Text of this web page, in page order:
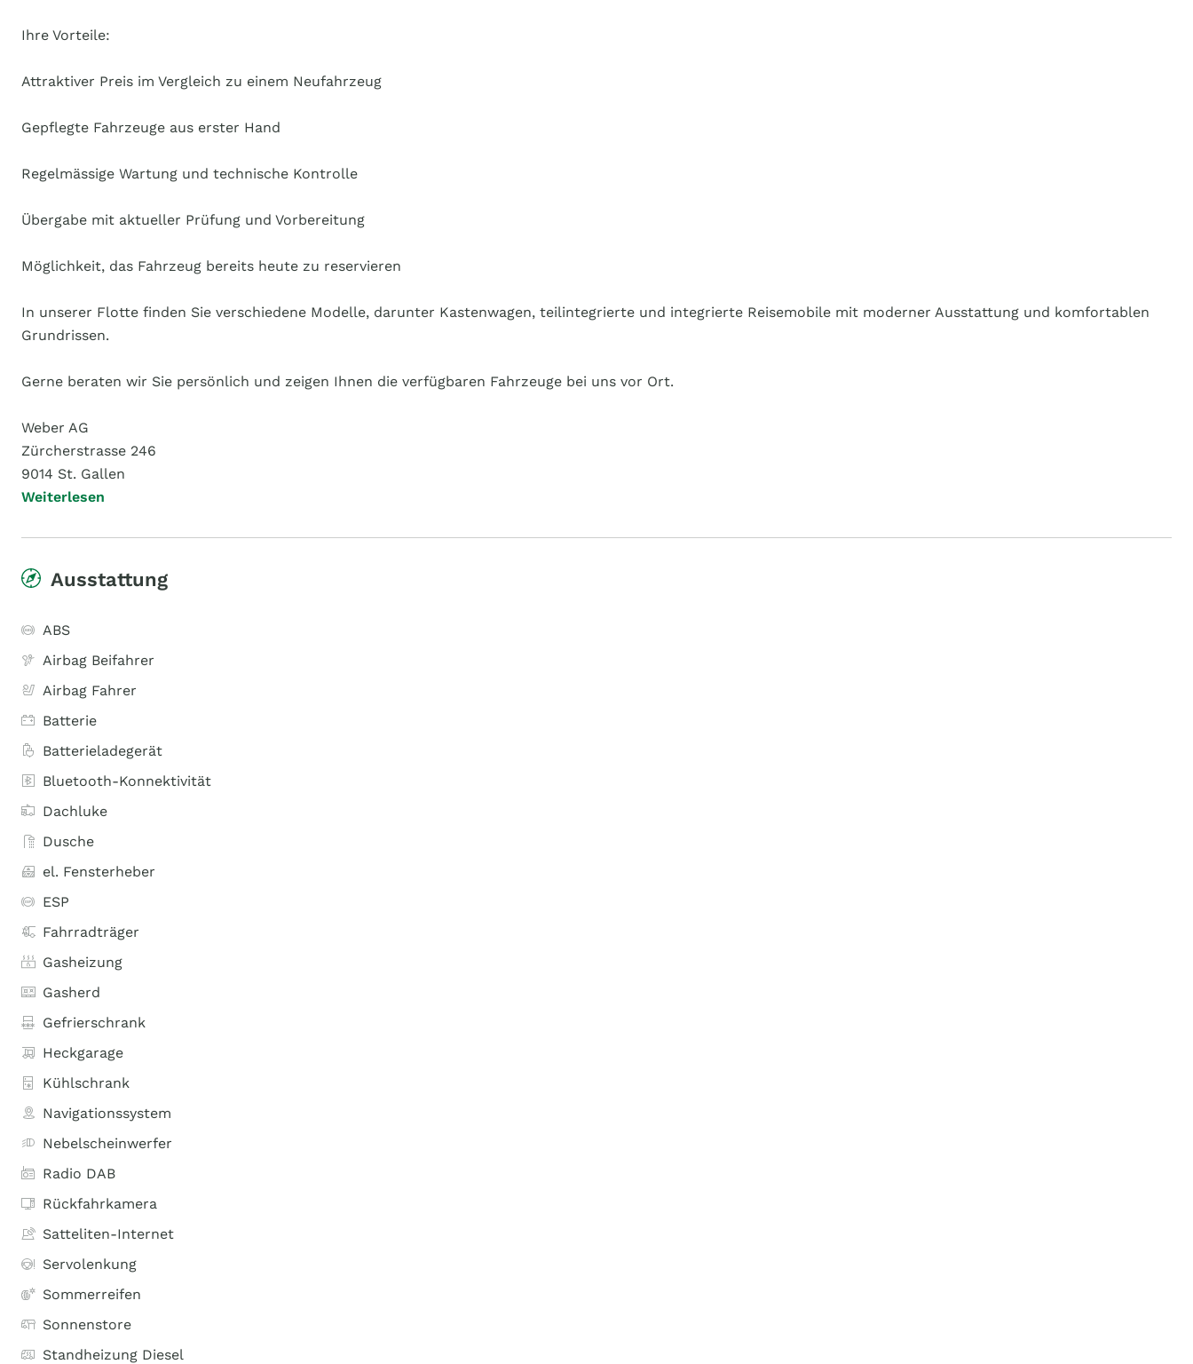
Ihre Vorteile:
Attraktiver Preis im Vergleich zu einem Neufahrzeug
Gepflegte Fahrzeuge aus erster Hand
Regelmässige Wartung und technische Kontrolle
Übergabe mit aktueller Prüfung und Vorbereitung
Möglichkeit, das Fahrzeug bereits heute zu reservieren
In unserer Flotte finden Sie verschiedene Modelle, darunter Kastenwagen, teilintegrierte und integrierte Reisemobile mit moderner Ausstattung und komfortablen
Grundrissen.
Gerne beraten wir Sie persönlich und zeigen Ihnen die verfügbaren Fahrzeuge bei uns vor Ort.
Weber AG
Zürcherstrasse 246
9014 St. Gallen
Weiterlesen
Ausstattung
ABS
Airbag Beifahrer
Airbag Fahrer
Batterie
Batterieladegerät
Bluetooth-Konnektivität
Dachluke
Dusche
el. Fensterheber
ESP
Fahrradträger
Gasheizung
Gasherd
Gefrierschrank
Heckgarage
Kühlschrank
Navigationssystem
Nebelscheinwerfer
Radio DAB
Rückfahrkamera
Satteliten-Internet
Servolenkung
Sommerreifen
Sonnenstore
Standheizung Diesel